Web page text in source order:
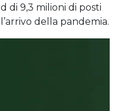
di 9,3 milioni di posti
della pandemia.